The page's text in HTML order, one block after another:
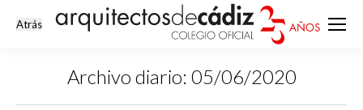
Archivo diario: 05/06/2020